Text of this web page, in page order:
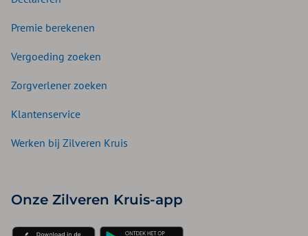
Premie berekenen
Vergoeding zoeken
Zorgverlener zoeken
Klantenservice
Werken bij Zilveren Kruis
Onze Zilveren Kruis-app